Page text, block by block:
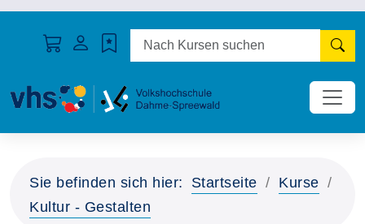
Sie befinden sich hier: Startseite
Kurse
Kultur - Gestalten